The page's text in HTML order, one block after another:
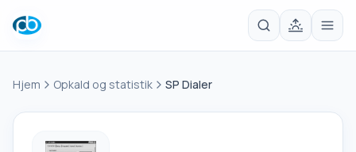
Hjem Opkald og statistik SP Dialer